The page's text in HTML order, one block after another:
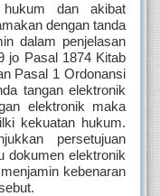
hukum dan akibat
dengan tanda
dalam penjelasan
jo Pasal 1874 Kitab
Pasal 1 Ordonansi
tangan elektronik
elektronik maka
kekuatan hukum.
persetujuan
dokumen elektronik
kebenaran